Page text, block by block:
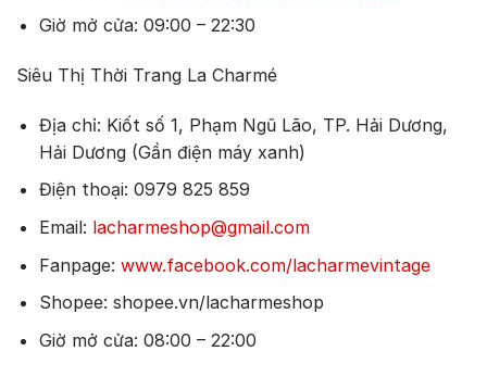
Giờ mở cửa: 09:00 – 22:30
Siêu Thị Thời Trang La Charmé
Địa chỉ: Kiốt số 1, Phạm Ngũ Lão, TP. Hải Dương,
Hải Dương (Gần điện máy xanh)
Điện thoại: 0979 825 859
Email: lacharmeshop@gmail.com
Fanpage: www.facebook.com/lacharmevintage
Shopee: shopee.vn/lacharmeshop
Giờ mở cửa: 08:00 – 22:00